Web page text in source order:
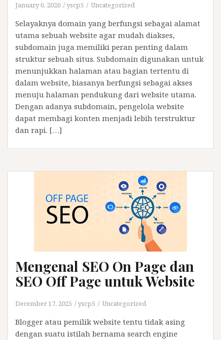
January 6, 2026 yscp5 Uncategorized
Selayaknya domain yang berfungsi sebagai alamat
utama sebuah website agar mudah diakses,
subdomain juga memiliki peran penting dalam
struktur sebuah situs. Subdomain digunakan untuk
menunjukkan halaman atau bagian tertentu di
dalam website, biasanya berfungsi sebagai akses
menuju halaman pendukung dari website utama.
Dengan adanya subdomain, pengelola website
dapat membagi konten menjadi lebih terstruktur
dan rapi. […]
Mengenal SEO On Page dan
SEO Off Page untuk Website
December 17, 2025 yscp5 Uncategorized
Blogger atau pemilik website tentu tidak asing
dengan suatu istilah bernama search engine